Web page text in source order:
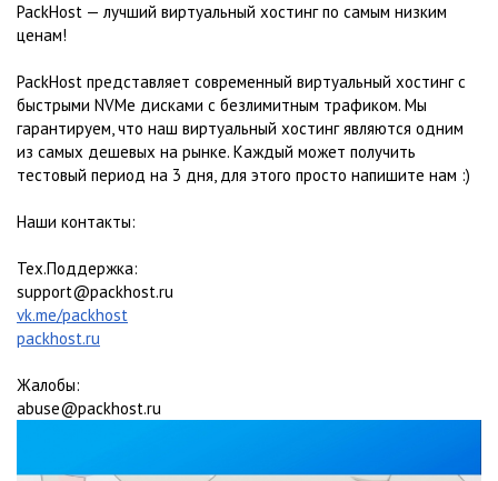
PackHost — лучший виртуальный хостинг по самым низким
ценам!
PackHost представляет современный виртуальный хостинг c
быстрыми NVMe дисками с безлимитным трафиком. Мы
гарантируем, что наш виртуальный хостинг являются одним
из самых дешевых на рынке. Каждый может получить
тестовый период на 3 дня, для этого просто напишите нам :)
Наши контакты:
Тех.Поддержка:
support@packhost.ru
vk.me/packhost
packhost.ru
Жалобы:
abuse@packhost.ru